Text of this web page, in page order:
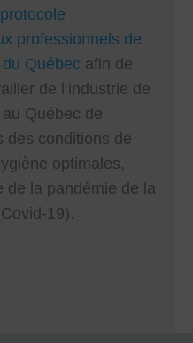
protocole
professionnels de
du Québec afin de
de l’industrie de
au Québec de
des conditions de
optimales,
de la pandémie de la
19).